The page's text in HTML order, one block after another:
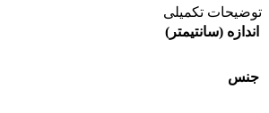
توضیحات تکمیلی
اندازه (سانتیمتر)
جنس